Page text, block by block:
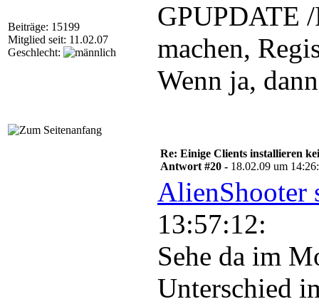
2009-02-18	07:39:43:556	1764	fa4	Agent	  * ServiceID = {00000000-0000-0000-0000-000000000000}
2009-02-18	07:39:43:556	1764	fa4	Agent	  * Search Scope = {Machine}
2009-02-18	07:39:46:009	1764	fa4	PT	+++++++++++  PT: Synchronizing server updates  +++++++++++
2009-02-18	07:39:46:009	1764	fa4	PT	  + ServiceId = {3DA21691-E39D-4DA6-8A4B-B43877BCB1B7}, Server URL = https://WSUS-SERVER:8531/ClientWebService/client.asmx
Beiträge: 15199
Mitglied seit: 11.02.07
Geschlecht:
GPUPDATE
machen,
Wenn ja,
Re: Einige Clients installieren
Antwort #20 - 18.02.09 um
AlienShooter
13:57:12:
Sehe da im
Unterschied